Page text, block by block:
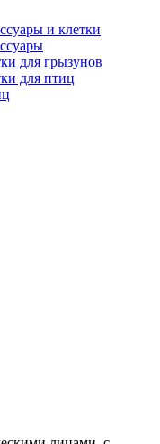
и клетки
для грызунов
для птиц